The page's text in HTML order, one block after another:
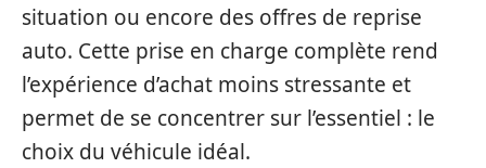
situation ou encore des offres de reprise
auto. Cette prise en charge complète rend
l’expérience d’achat moins stressante et
permet de se concentrer sur l’essentiel : le
choix du véhicule idéal.